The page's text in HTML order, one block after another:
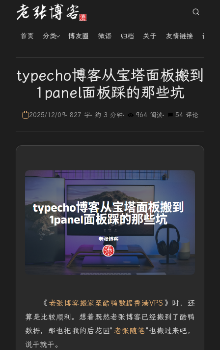
首页 分类 博友圈 微语 归档 关于 友情链接 读者
typecho博客从宝塔面板搬到
1panel面板踩的那些坑
2025/12/09 827 字 约 3 分钟 964 阅读 54 评论
《老张博客搬家至酷鸭数据香港VPS 》时，还
算是比较顺利。想着既然老张博客已经搬到了酷鸭
数据，那也把我的后花园" 老张随笔"也搬过来吧，
说干就干。